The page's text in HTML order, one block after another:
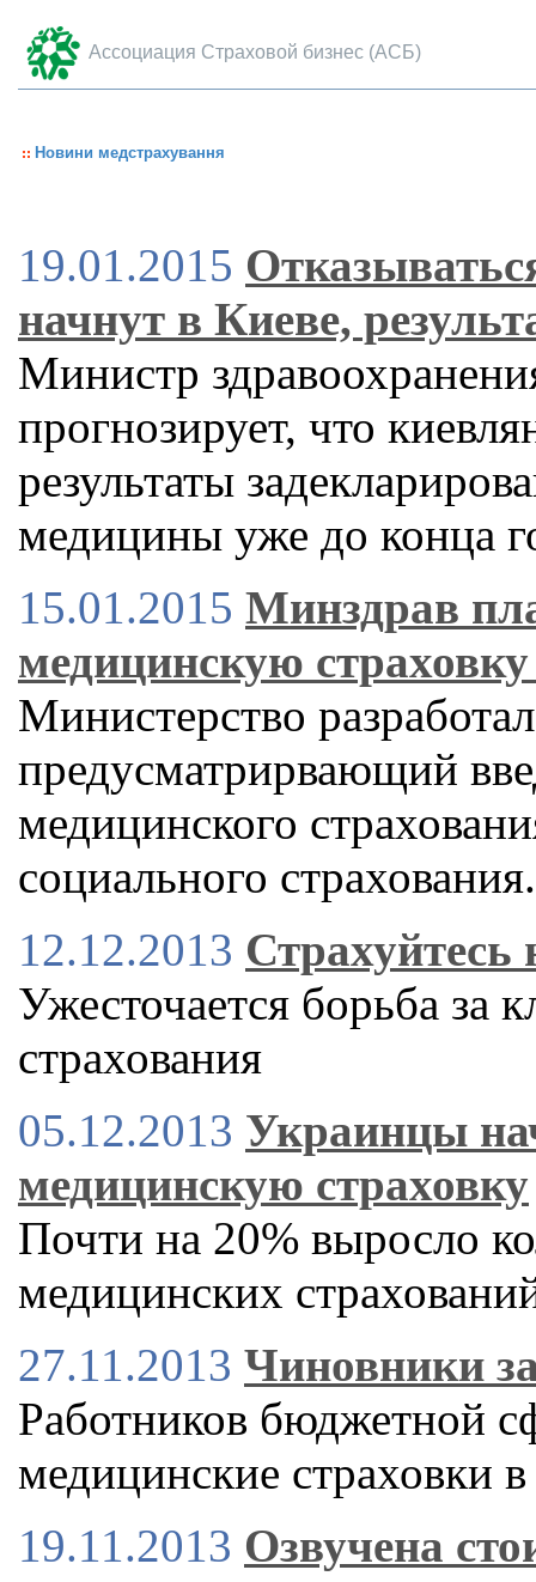
Ассоциация Страховой бизнес (АСБ)
Новини медстрахування
19.01.2015
начнут в Киеве,
Министр
прогнозирует, что
результаты
медицины уже до конца
15.01.2015 Минздрав
медицинскую страховку
Министерство
предусматрирвающий
медицинского
социального страхования.
12.12.2013 Страхуйтесь
Ужесточается борьба за
страхования
05.12.2013 Украинцы
медицинскую страховку
Почти на 20% выросло
медицинских
27.11.2013 Чиновники
Работников бюджетной
медицинские страховки
19.11.2013 Озвучена